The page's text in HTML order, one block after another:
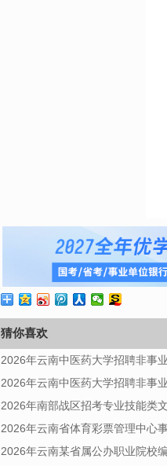
猜你喜欢
2026年云南中医药大学招聘非事
2026年云南中医药大学招聘非事
2026年南部战区招考专业技能类
2026年云南省体育彩票管理中心
2026年云南某省属公办职业院校